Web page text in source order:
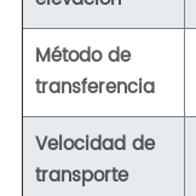
Método de
transferencia
Velocidad de
transporte